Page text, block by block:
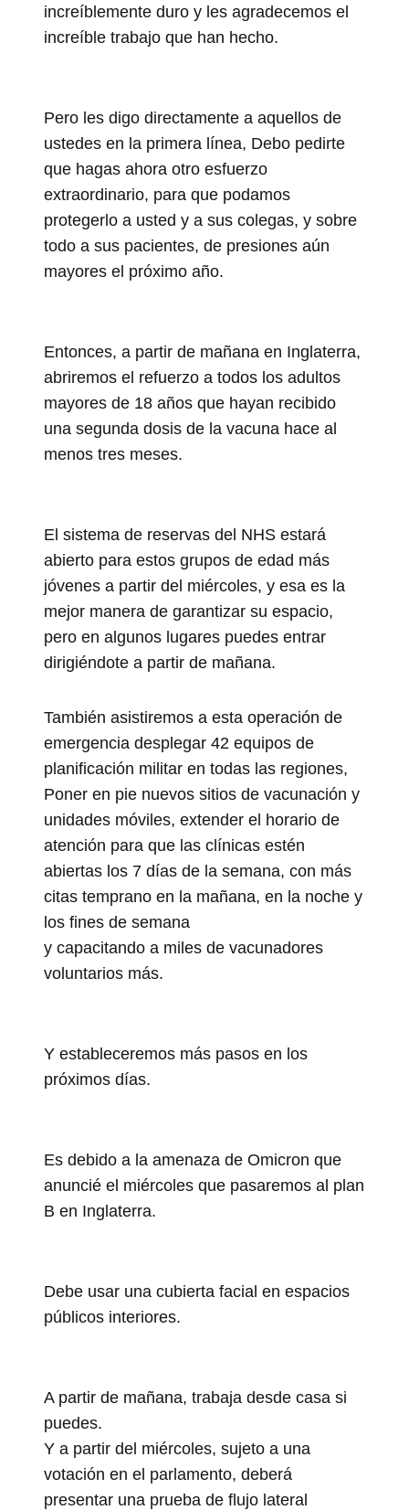
increíblemente duro y les agradecemos el
increíble trabajo que han hecho.
Pero les digo directamente a aquellos de
ustedes en la primera línea, Debo pedirte
que hagas ahora otro esfuerzo
extraordinario, para que podamos
protegerlo a usted y a sus colegas, y sobre
todo a sus pacientes, de presiones aún
mayores el próximo año.
Entonces, a partir de mañana en Inglaterra,
abriremos el refuerzo a todos los adultos
mayores de 18 años que hayan recibido
una segunda dosis de la vacuna hace al
menos tres meses.
El sistema de reservas del NHS estará
abierto para estos grupos de edad más
jóvenes a partir del miércoles, y esa es la
mejor manera de garantizar su espacio,
pero en algunos lugares puedes entrar
dirigiéndote a partir de mañana.
También asistiremos a esta operación de
emergencia desplegar 42 equipos de
planificación militar en todas las regiones,
Poner en pie nuevos sitios de vacunación y
unidades móviles, extender el horario de
atención para que las clínicas estén
abiertas los 7 días de la semana, con más
citas temprano en la mañana, en la noche y
los fines de semana
y capacitando a miles de vacunadores
voluntarios más.
Y estableceremos más pasos en los
próximos días.
Es debido a la amenaza de Omicron que
anuncié el miércoles que pasaremos al plan
B en Inglaterra.
Debe usar una cubierta facial en espacios
públicos interiores.
A partir de mañana, trabaja desde casa si
puedes.
Y a partir del miércoles, sujeto a una
votación en el parlamento, deberá
presentar una prueba de flujo lateral